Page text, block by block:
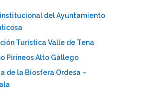
del Ayuntamiento
Turística Valle de Tena
Pirineos Alto Gállego
de la Biosfera Ordesa –